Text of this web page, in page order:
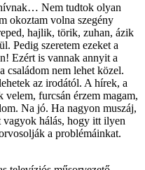
Nem tudtok olyan
okoztam volna szegény
hajlik, törik, zuhan, ázik
Pedig szeretem ezeket a
Ezért is vannak annyit a
családom nem lehet közel.
az irodától. A hírek, a
furcsán érzem magam,
Na jó. Ha nagyon muszáj,
vagyok hálás, hogy itt ilyen
a problémáinkat.